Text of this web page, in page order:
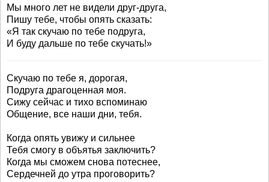
Мы много лет не видели друг-друга,
Пишу тебе, чтобы опять сказать:
«Я так скучаю по тебе подруга,
И буду дальше по тебе скучать!»
Скучаю по тебе я, дорогая,
Подруга драгоценная моя.
Сижу сейчас и тихо вспоминаю
Общение, все наши дни, тебя.
Когда опять увижу и сильнее
Тебя смогу в объятья заключить?
Когда мы сможем снова потеснее,
Сердечней до утра проговорить?